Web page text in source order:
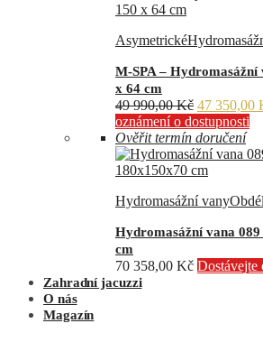
Asymetrické
M-SPA – Hydromasážní
x 64 cm
49 990,00Kč Původní
cena
byla:
49
990,00 Kč.
47 350,00
oznámení o dostupnosti
Ověřit termín doručení
Hydromasážní vany
Hydromasážní vana
cm
70 358,00 Kč Dostávejte
Zahradní jacuzzi
O nás
Magazín